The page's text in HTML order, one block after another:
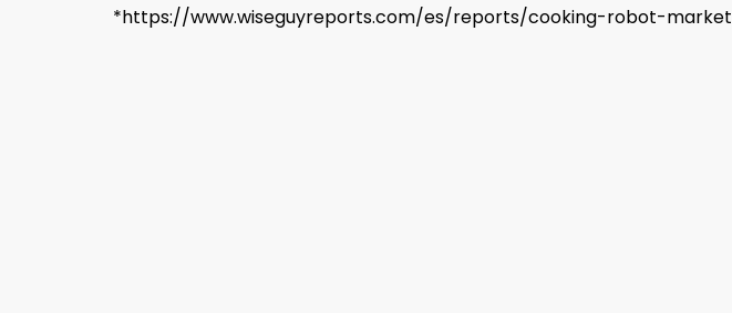
*https://www.wiseguyreports.com/es/reports/cooking-robot-market